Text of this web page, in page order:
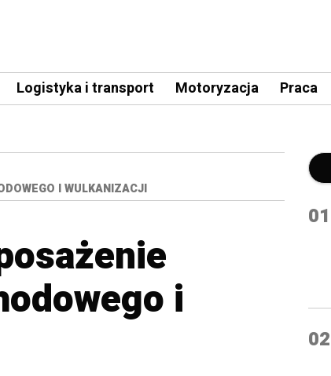
Logistyka i transport Motoryzacja Praca
I WULKANIZACJI
i
01
02